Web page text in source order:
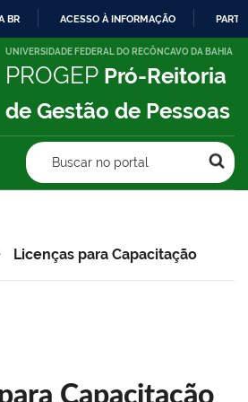
IR
PARA
CONTEÚDO
BR ACESSO À INFORMAÇÃO
UNIVERSIDADE FEDERAL DO RECÔNCAVO DA BAHIA
PROGEP Pró-Reitoria
de Gestão de Pessoas
Buscar no portal
Licenças para Capacitação
Capacitação